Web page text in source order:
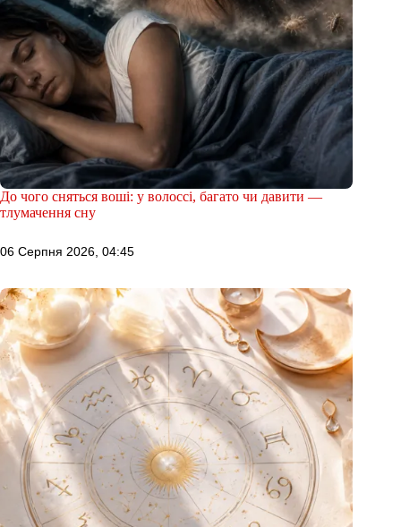
До чого сняться воші: у волоссі, багато чи давити —
тлумачення сну
06 Серпня 2026, 04:45